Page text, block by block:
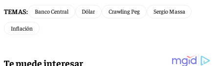
TEMAS: Banco Central Dólar Crawling Peg Sergio Massa
Inflación